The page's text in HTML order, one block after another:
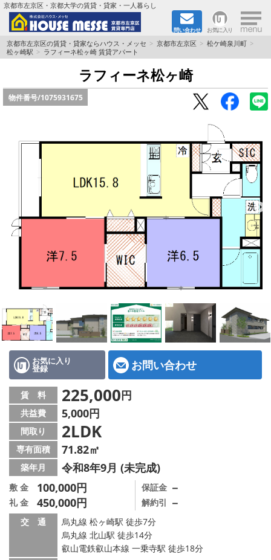
京都市左京区・京都大学の賃貸・貸家・一人暮らし
問い合わせ お気に入り ×
TOPページ
地域から検索
書類DL & 入居者さまへ
家族で住むならマンション？賃家？
一人暮らしの物件特集
ペット相談OKの賃貸！
ハウスメーカー施工特集！
路線·駅から探す
IT重説について
スタッフ紹介
賃貸管理の北白川店
店舗情報·アクセス
会社概要
メールでお問い合わせ
京都市左京区の賃貸・貸家ならハウス・メッセ 京都市左京区
松ケ崎泉川町
松ヶ崎駅
ラフィーネ松ヶ崎 賃貸アパート
ラフィーネ松ヶ崎
物件番号/1075931675
お気に入り
登録 お問い合わせ
賃 料 225,000円
共益費 5,000円
間取り 2LDK
専有面積 71.82㎡
築年月 令和8年9月 (未完成)
敷 金 100,000円
礼 金 450,000円
保証金 －
解約引 －
交 通
烏丸線 松ヶ崎駅 徒歩7分
烏丸線 北山駅 徒歩14分
叡山電鉄叡山本線 一乗寺駅 徒歩18分